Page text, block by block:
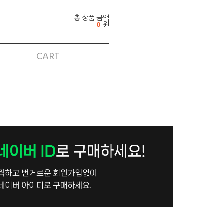
총 상품 금액
0 원
CART